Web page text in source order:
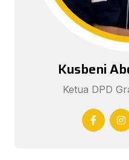
Kusbeni
Ketua DPD